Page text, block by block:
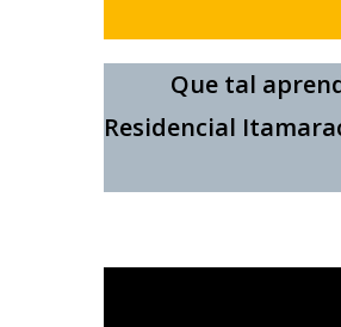
Que tal
Residencial